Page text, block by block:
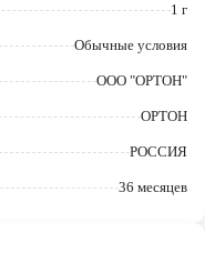
1 г
Обычные условия
ООО "ОРТОН"
ОРТОН
РОССИЯ
36 месяцев